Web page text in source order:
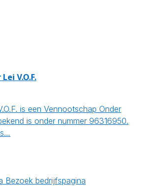
V.O.F.
is een Vennootschap Onder
is onder nummer 96316950.
Bezoek bedrijfspagina